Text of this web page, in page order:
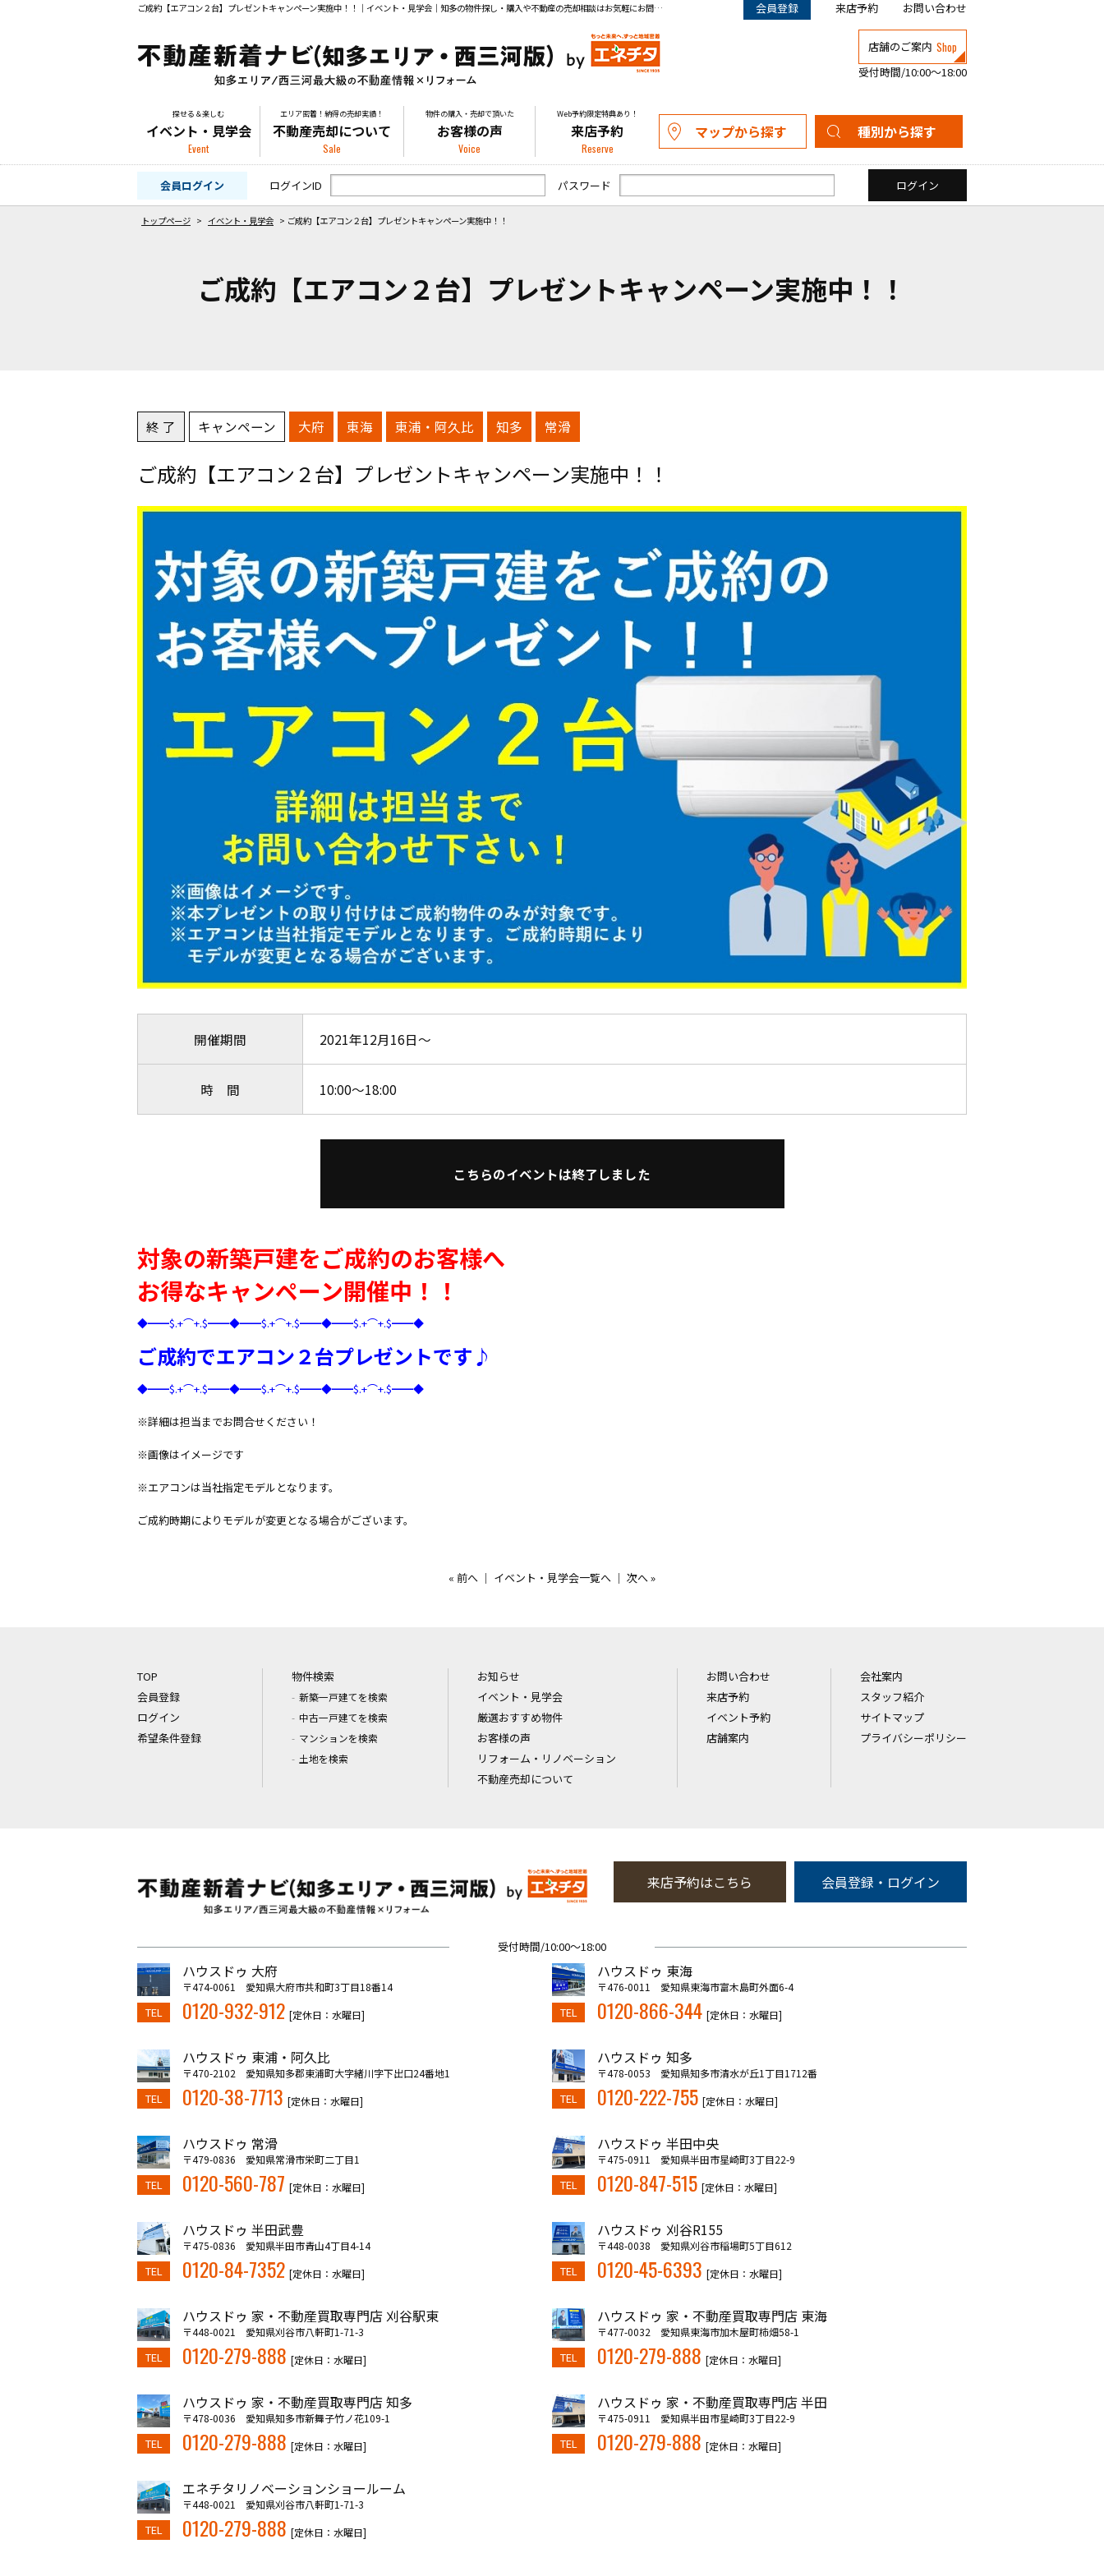
ご成約【エアコン２台】プレゼントキャンペーン実施中！！｜イベント・見学会｜知多の物件探し・購入や不動産の売却相談はお気軽にお問い合わせください。 会員登録 来店予約 お問い合わせ
店舗のご案内 Shop
受付時間/10:00～18:00
探せる＆楽しむ
イベント・見学会
Event
エリア密着！納得の売却実績！
不動産売却について
Sale
物件の購入・売却で頂いた
お客様の声
Voice
Web予約限定特典あり！
来店予約
Reserve
マップから探す 種別から探す
新築一戸建て
中古一戸建て
マンション
土地
会員ログイン
ログインID パスワード
トップページ > イベント・見学会 > ご成約【エアコン２台】プレゼントキャンペーン実施中！！
ご成約【エアコン２台】プレゼントキャンペーン実施中！！
終 了 キャンペーン 大府 東海 東浦・阿久比 知多 常滑
ご成約【エアコン２台】プレゼントキャンペーン実施中！！
開催期間 2021年12月16日～
時 間 10:00～18:00
こちらのイベントは終了しました
対象の新築戸建をご成約のお客様へ
お得なキャンペーン開催中！！
◆━━$.+⌒+.$━━◆━━$.+⌒+.$━━◆━━$.+⌒+.$━━◆
ご成約でエアコン２台プレゼントです♪
◆━━$.+⌒+.$━━◆━━$.+⌒+.$━━◆━━$.+⌒+.$━━◆
※詳細は担当までお問合せください！
※画像はイメージです
※エアコンは当社指定モデルとなります。
ご成約時期によりモデルが変更となる場合がございます。
« 前へ ｜ イベント・見学会一覧へ ｜ 次へ»
TOP
会員登録
ログイン
希望条件登録
物件検索
新築一戸建てを検索
中古一戸建てを検索
マンションを検索
土地を検索
お知らせ
イベント・見学会
厳選おすすめ物件
お客様の声
リフォーム・リノベーション
不動産売却について
お問い合わせ
来店予約
イベント予約
店舗案内
会社案内
スタッフ紹介
サイトマップ
プライバシーポリシー
来店予約はこちら 会員登録・ログイン
受付時間/10:00～18:00
ハウスドゥ 大府
〒474-0061 愛知県大府市共和町3丁目18番14
TEL 0120-932-912 [定休日：水曜日]
ハウスドゥ 東海
〒476-0011 愛知県東海市富木島町外面6-4
TEL 0120-866-344 [定休日：水曜日]
ハウスドゥ 東浦・阿久比
〒470-2102 愛知県知多郡東浦町大字緒川字下出口24番地1
TEL 0120-38-7713 [定休日：水曜日]
ハウスドゥ 知多
〒478-0053 愛知県知多市清水が丘1丁目1712番
TEL 0120-222-755 [定休日：水曜日]
ハウスドゥ 常滑
〒479-0836 愛知県常滑市栄町二丁目1
TEL 0120-560-787 [定休日：水曜日]
ハウスドゥ 半田中央
〒475-0911 愛知県半田市星崎町3丁目22-9
TEL 0120-847-515 [定休日：水曜日]
ハウスドゥ 半田武豊
〒475-0836 愛知県半田市青山4丁目4-14
TEL 0120-84-7352 [定休日：水曜日]
ハウスドゥ 刈谷R155
〒448-0038 愛知県刈谷市稲場町5丁目612
TEL 0120-45-6393 [定休日：水曜日]
ハウスドゥ 家・不動産買取専門店 刈谷駅東
〒448-0021 愛知県刈谷市八軒町1-71-3
TEL 0120-279-888 [定休日：水曜日]
ハウスドゥ 家・不動産買取専門店 東海
〒477-0032 愛知県東海市加木屋町柿畑58-1
TEL 0120-279-888 [定休日：水曜日]
ハウスドゥ 家・不動産買取専門店 知多
〒478-0036 愛知県知多市新舞子竹ノ花109-1
TEL 0120-279-888 [定休日：水曜日]
ハウスドゥ 家・不動産買取専門店 半田
〒475-0911 愛知県半田市星崎町3丁目22-9
TEL 0120-279-888 [定休日：水曜日]
エネチタリノベーションショールーム
〒448-0021 愛知県刈谷市八軒町1-71-3
TEL 0120-279-888 [定休日：水曜日]